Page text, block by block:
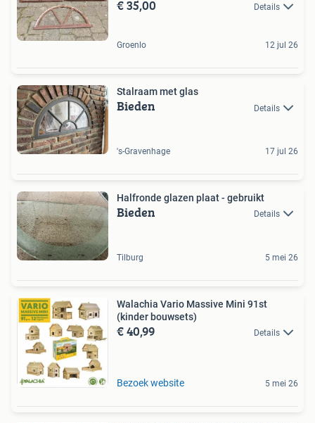
€ 35,00 Details
Groenlo 12 jul 26
Stalraam met glas
Bieden Details
's-Gravenhage 17 jul 26
Halfronde glazen plaat - gebruikt
Bieden Details
Tilburg 5 mei 26
Walachia Vario Massive Mini 91st
(kinder bouwsets)
€ 40,99 Details
Bezoek website 5 mei 26